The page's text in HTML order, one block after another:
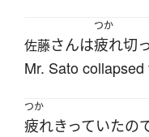
佐藤さんは
つか
疲れ切
Mr. Sato
つか
疲れきっていたの